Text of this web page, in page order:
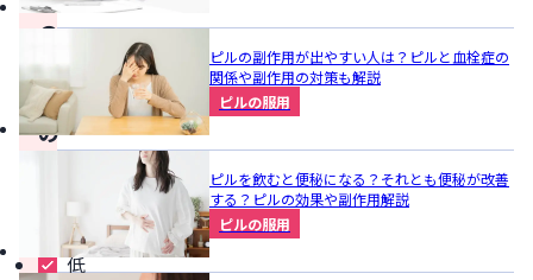
の
記
事
の
低
ピルの副作用が出やすい人は？ピルと血栓症の
関係や副作用の対策も解説
ピルの服用
ピルを飲むと便秘になる？それとも便秘が改善
する？ピルの効果や副作用解説
ピルの服用